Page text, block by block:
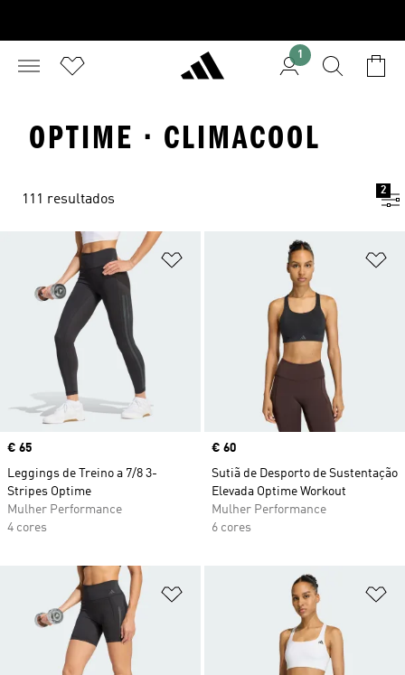
1
OPTIME · CLIMACOOL
111 resultados
2
Adicionar à Lista de Desejos
Price
€ 65
Leggings de Treino a 7/8 3-
Stripes Optime
Mulher Performance
4 cores
Price
€ 60
Sutiã de Desporto de Sustentação
Elevada Optime Workout
Mulher Performance
6 cores
Adicionar à Lista de Desejos